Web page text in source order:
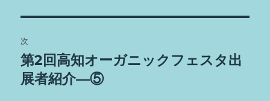
ビ
ゲ
ー
シ
稿:
次
次
の
第2回高知オーガニックフェスタ出
展者紹介―⑤